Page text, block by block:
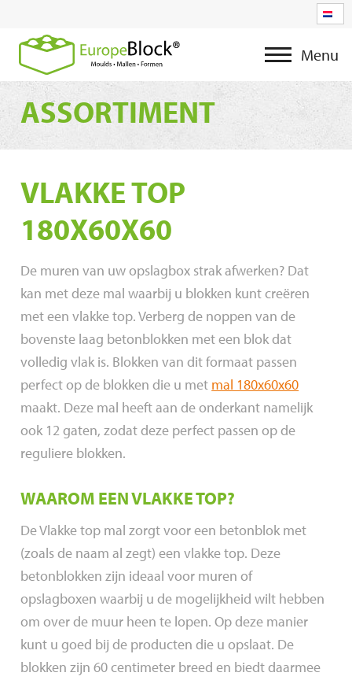
Menu
ASSORTIMENT
VLAKKE TOP
180X60X60
De muren van uw opslagbox strak afwerken? Dat
kan met deze mal waarbij u blokken kunt creëren
met een vlakke top. Verberg de noppen van de
bovenste laag betonblokken met een blok dat
volledig vlak is. Blokken van dit formaat passen
perfect op de blokken die u met mal 180x60x60
maakt. Deze mal heeft aan de onderkant namelijk
ook 12 gaten, zodat deze perfect passen op de
reguliere blokken.
WAAROM EEN VLAKKE TOP?
De Vlakke top mal zorgt voor een betonblok met
(zoals de naam al zegt) een vlakke top. Deze
betonblokken zijn ideaal voor muren of
opslagboxen waarbij u de mogelijkheid wilt hebben
om over de muur heen te lopen. Op deze manier
kunt u goed bij de producten die u opslaat. De
blokken zijn 60 centimeter breed en biedt daarmee